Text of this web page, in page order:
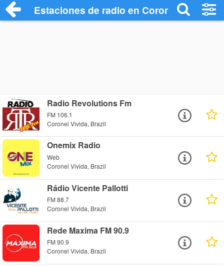
Estaciones de radio en Coronel Vivida -
Radio Revolutions Fm
FM 106.1
Coronel Vivida, Brazil
Onemix Radio
Web
Coronel Vivida, Brazil
Rádio Vicente Pallotti
FM 88.7
Coronel Vivida, Brazil
Rede Maxima FM 90.9
FM 90.9
Coronel Vivida, Brazil